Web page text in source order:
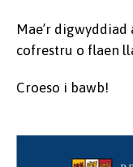
Mae’r
cofrestru o flaen
Croeso i bawb!